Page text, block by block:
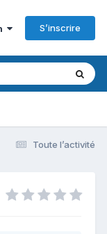
S’inscrire
Toute l’activité